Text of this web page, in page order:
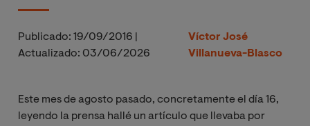
Publicado: 19/09/2016
Actualizado: 03/06/2026
Víctor José
Villanueva-Blasco
Este mes de agosto pasado, concretamente el día 16,
leyendo la prensa hallé un artículo que llevaba por